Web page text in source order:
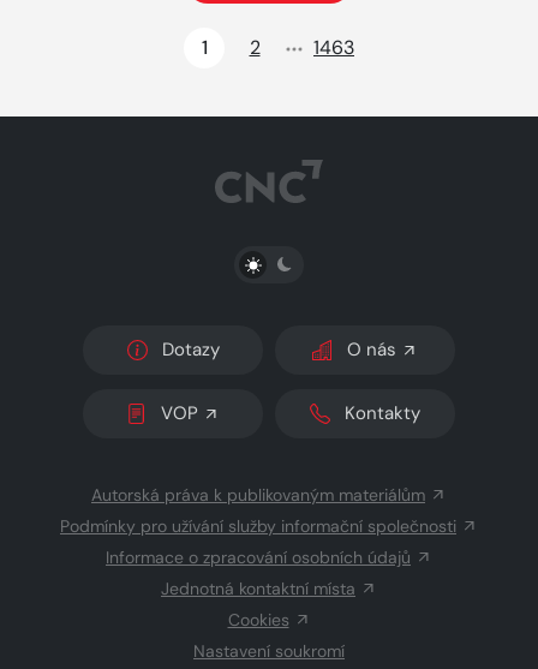
1
2 1463
PŘEPNOUT SVĚTLÝ/TMAVÝ REŽIM
Dotazy O nás
VOP Kontakty
Autorská práva k publikovaným materiálům
Podmínky pro užívání služby informační společnosti
Informace o zpracování osobních údajů
Jednotná kontaktní místa
Cookies
Nastavení soukromí